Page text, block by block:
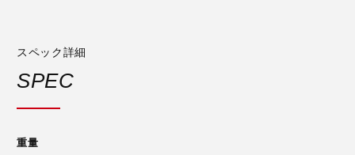
スペック詳細
SPEC
重量